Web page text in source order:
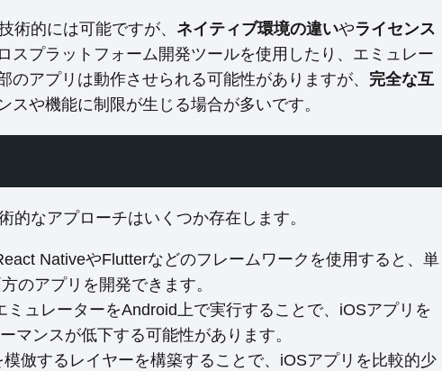
術的には可能ですが、 ネイティブ環境の違いやライセンス
スプラットフォーム開発ツールを使用したり、エミュレー
アプリは動作させられる可能性がありますが、 完全な互
や機能に制限が生じる場合が多いです。
的なアプローチはいくつか存在します。
NativeやFlutterなどのフレームワークを使用すると、単
のアプリを開発できます。
ミュレーターをAndroid上で実行することで、iOSアプリを
マンスが低下する可能性があります。
倣するレイヤーを構築することで、iOSアプリを比較的少